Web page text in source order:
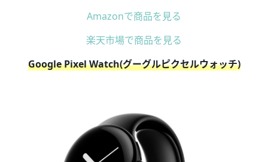
Amazonで商品を見る
楽天市場で商品を見る
Google Pixel Watch(グーグルピクセルウォッチ)